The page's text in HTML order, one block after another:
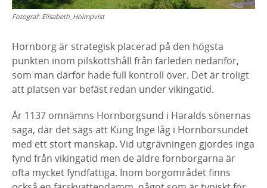
Fotograf: Elisabeth_Holmpvist
Hornborg är strategisk placerad på den högsta
punkten inom pilskottshåll från farleden nedanför,
som man därför hade full kontroll över. Det är troligt
att platsen var befäst redan under vikingatid.
År 1137 omnämns Hornborgsund i Haralds sönernas
saga, där det sägs att Kung Inge låg i Hornborsundet
med ett stort manskap. Vid utgrävningen gjordes inga
fynd från vikingatid men de äldre fornborgarna är
ofta mycket fyndfattiga. Inom borgområdet finns